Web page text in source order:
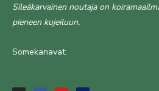
Sileäkarvainen noutaja on
pieneen kujeiluun.
Somekanavat:
s c u c